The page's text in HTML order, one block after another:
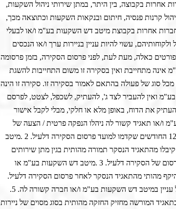
אחרות בקבוצה, בין היתר, במתן שירותי ניהול השקעות,
קרנות פנסיה, חיתום ובנקאות השקעות וכתוצאה מכך,
אחרות בקבוצת מיטב דש השקעות בע"מ ו/או לבעלי
עשוי להיות עניין בניירות ערך ו/או הנכסים
כאלה, מעת לעת, לפני פרסום הסקירה, בזמן פרסומה
אינה מתחייבת ואין בסקירה זו משום התחייבות להשגת
סוג של פעולה בהתאם לאמור בסקירה זו. סקירה זו הינה
ואין להעביר לצד ג', להעתיק, לשכפל, לצטט, לפרסם
את הדוח, באופן מלא או חלקי, מבלי לקבל אישור
ו/או תאגיד קשור לה ניהלו הנפקה פרטית / הצעה של
.מיטב
מהתאגיד הנסקר תמורה מהותית בגין מתן שירותים
.מיטב דש השקעות בע"מ או
מהותי מהתאגיד הנסקר לאחר פרסום הסקירה דלעיל.
במיטב דש השקעות בע"מ ו/או חברה קשורה לה. 5
.
המורשה מחזיק החזקה מהותית בסוג מסוים של ניירות